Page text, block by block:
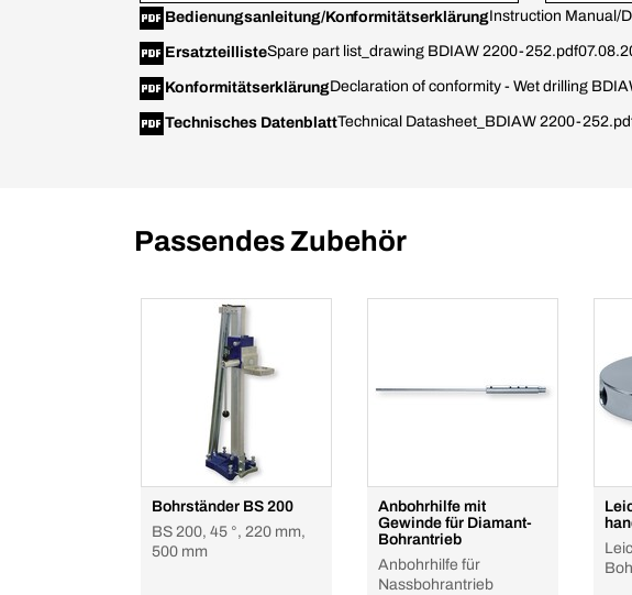
Bedienungsanleitung/KonformitätserklärungInstruction Manual/
ErsatzteillisteSpare part list_drawing BDIAW 2200-252.pdf
KonformitätserklärungDeclaration of conformity - Wet drilling
Technisches DatenblattTechnical Datasheet_BDIAW 2200-
Passendes Zubehör
Bohrständer BS 200
BS 200, 45 °, 220 mm,
500 mm
Anbohrhilfe mit
Gewinde für Diamant-
Bohrantrieb
Anbohrhilfe für
Nassbohrantrieb